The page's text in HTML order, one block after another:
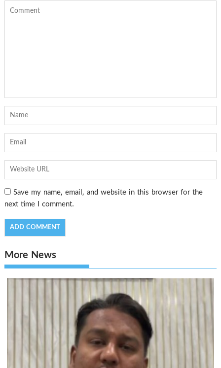
Save my name, email, and website in this browser for the
next time I comment.
More News